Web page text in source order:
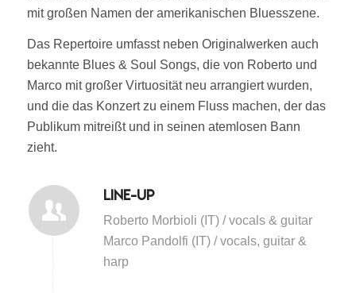
mit großen Namen der amerikanischen Bluesszene.
Das Repertoire umfasst neben Originalwerken auch
bekannte Blues & Soul Songs, die von Roberto und
Marco mit großer Virtuosität neu arrangiert wurden,
und die das Konzert zu einem Fluss machen, der das
Publikum mitreißt und in seinen atemlosen Bann
zieht.
Line-Up
Roberto Morbioli (IT) / vocals & guitar
Marco Pandolfi (IT) / vocals, guitar &
harp